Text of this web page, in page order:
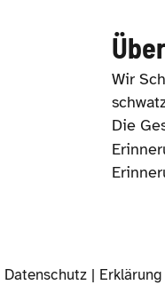
Wir
Die
Datenschutz|